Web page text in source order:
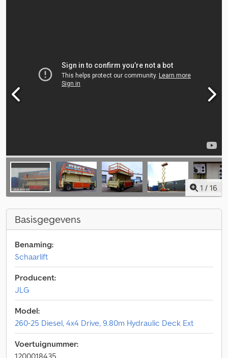
1 / 16
Basisgegevens
Benaming:
Schaarlift
Producent:
JLG
Model:
260-25 Diesel, 4x4 Drive, 9.80m Hydraulic Deck Ext
Voertuignummer:
1200018435